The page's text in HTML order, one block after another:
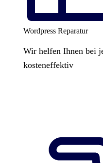
Wordpress Reparatur
Wir helfen Ihnen bei
kosteneffektiv